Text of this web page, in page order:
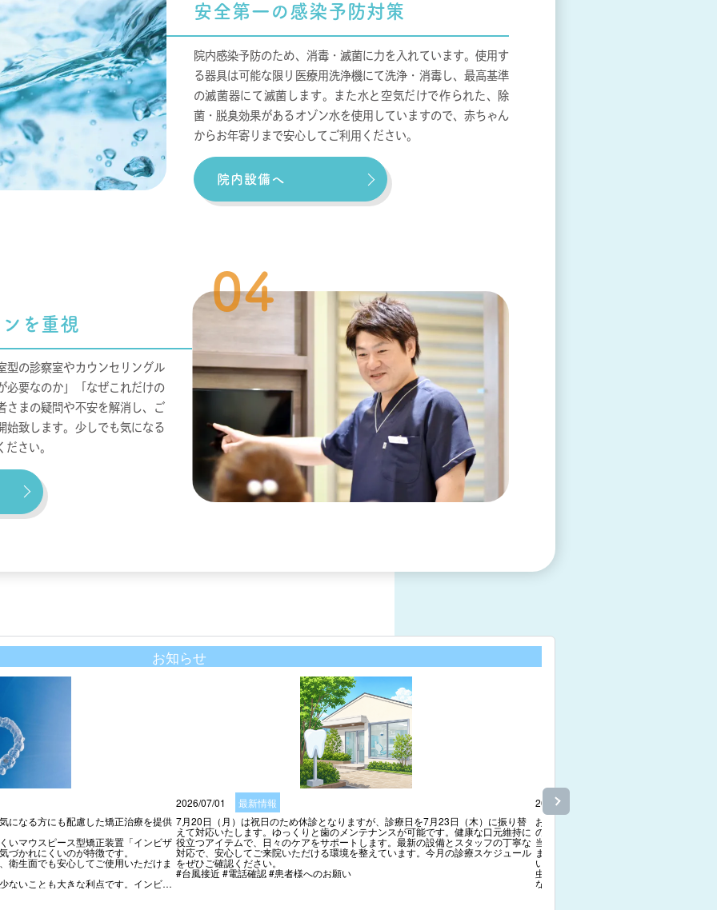
安全第一の感染予防対策
院内感染予防のため、消毒・滅菌に力を入れています。使用す
る器具は可能な限り医療用洗浄機にて洗浄・消毒し、最高基準
の滅菌器にて滅菌します。また水と空気だけで作られた、除
菌・脱臭効果があるオゾン水を使用していますので、赤ちゃん
からお年寄りまで安心してご利用ください。
院内設備へ
04
を重視
型の診察室やカウンセリングル
必要なのか」「なぜこれだけの
さまの疑問や不安を解消し、ご
始致します。少しでも気になる
さい。
お知らせ
になる方にも配慮した矯正治療を提供
いマウスピース型矯正装置「インビザ
かれにくいのが特徴です。
衛生面でも安心してご使用いただけま
ないことも大きな利点です。インビザ
2026/07/01
最新情報
7月20日（月）は祝日のため休診となりますが、診療日を7月23日（木）に振り替
えて対応いたします。ゆっくりと歯のメンテナンスが可能です。健康な口元維持に
役立つアイテムで、日々のケアをサポートします。最新の設備とスタッフの丁寧な
対応で、安心してご来院いただける環境を整えています。今月の診療スケジュール
をぜひご確認ください。
#台風接近 #電話確認 #患者様へのお願い
2026/06/15
お子様が歯医者嫌いにならないよう、清
のないペースで診療を進めています。
当院はお子様の恐怖心を軽減することか
また、むし歯を防ぐために効果的なブラ
いきます。
虫歯になりにくい強い歯を作るためのフ
など、予防処置にも積極的に取り組んで